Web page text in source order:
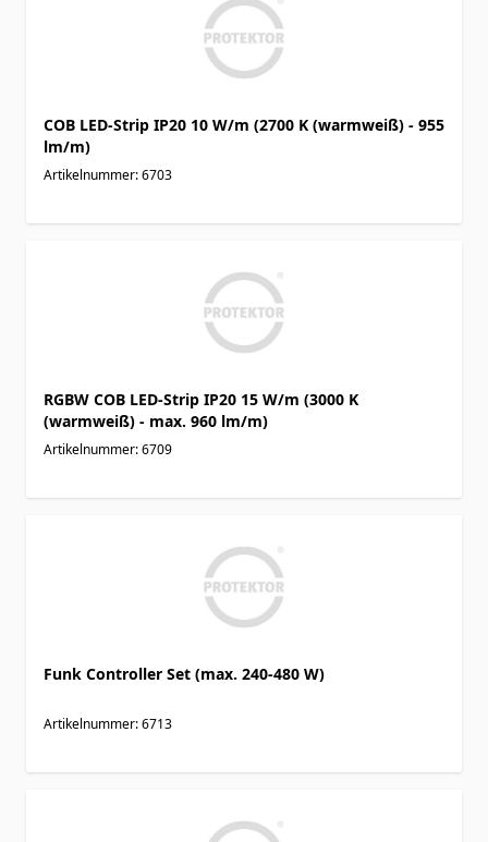
COB LED-Strip IP20 10 W/m (2700 K (warmweiß) - 955
lm/m)
Artikelnummer: 6703
RGBW COB LED-Strip IP20 15 W/m (3000 K
(warmweiß) - max. 960 lm/m)
Artikelnummer: 6709
Funk Controller Set (max. 240-480 W)
Artikelnummer: 6713